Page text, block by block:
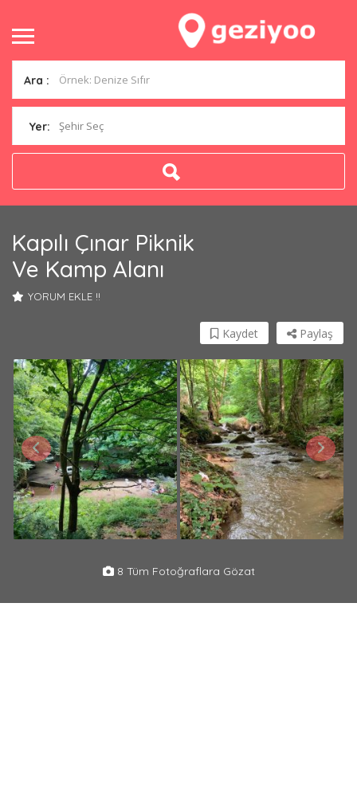
Ara :
Yer: Şehir Seç
Kapılı Çınar Piknik
Ve Kamp Alanı
YORUM EKLE !!
Paylaş
Kaydet
8 Tüm Fotoğraflara Gözat